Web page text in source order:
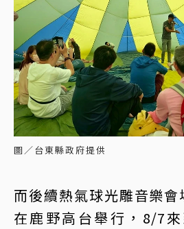
圖／台東縣政府提供
而後續熱氣球光雕音樂
在鹿野高台舉行，8/7